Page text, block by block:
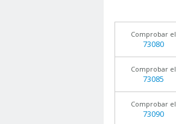
Comprobar el
73080
Comprobar el
73085
Comprobar el
73090